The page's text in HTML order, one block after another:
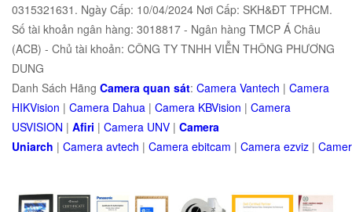
0315321631. Ngày Cấp: 10/04/2024 Nơi Cấp: SKH&ĐT TPHCM.
Số tài khoản ngân hàng: 3018817 - Ngân hàng TMCP Á Châu
(ACB) - Chủ tài khoản: CÔNG TY TNHH VIỄN THÔNG PHƯƠNG
DUNG
Danh Sách Hãng Camera quan sát: Camera Vantech | Camera
HIKVision | Camera Dahua | Camera KBVision | Camera
USVISION | Afiri | Camera UNV | Camera
Uniarch | Camera avtech | Camera ebitcam | Camera ezviz |